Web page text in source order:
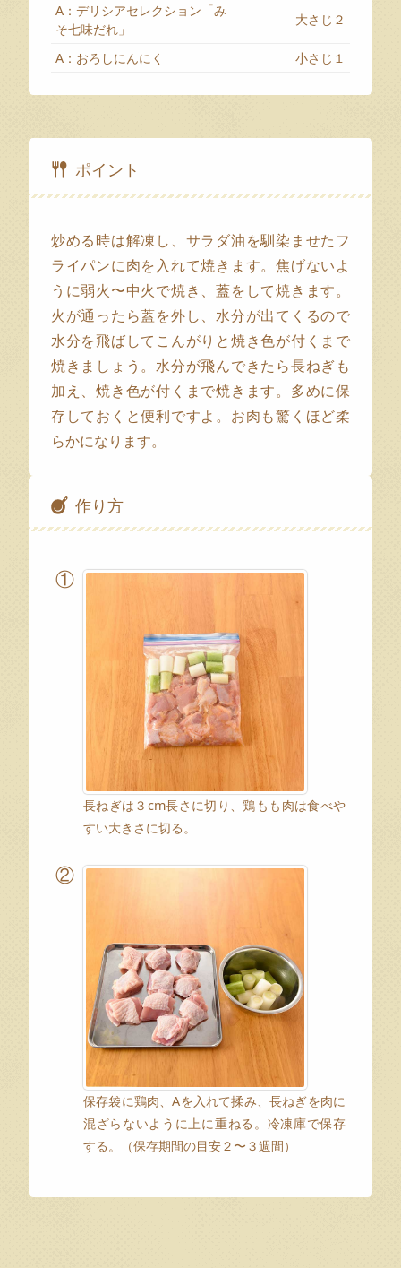
A：デリシアセレクション「み
そ七味だれ」
大さじ２
A：おろしにんにく 小さじ１
ポイント
炒める時は解凍し、サラダ油を馴染ませたフ
ライパンに肉を入れて焼きます。焦げないよ
うに弱火〜中火で焼き、蓋をして焼きます。
火が通ったら蓋を外し、水分が出てくるので
水分を飛ばしてこんがりと焼き色が付くまで
焼きましょう。水分が飛んできたら長ねぎも
加え、焼き色が付くまで焼きます。多めに保
存しておくと便利ですよ。お肉も驚くほど柔
らかになります。
作り方
①
長ねぎは３cm長さに切り、鶏もも肉は食べや
すい大きさに切る。
②
保存袋に鶏肉、Aを入れて揉み、長ねぎを肉に
混ざらないように上に重ねる。冷凍庫で保存
する。（保存期間の目安２〜３週間）